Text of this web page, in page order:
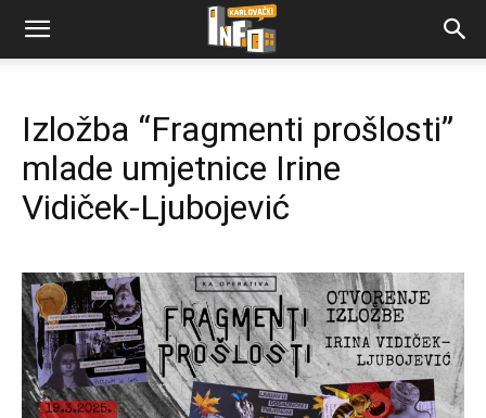
Izložba “Fragmenti prošlosti”
mlade umjetnice Irine
Vidiček-Ljubojević